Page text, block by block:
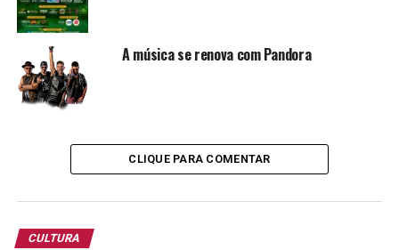
que adentre uma outravibeagora. Fazendo palestras em
escolas e comunidades, apresentando as facetas do
mundo e provando que artistas não são frutos do acaso
Vocalista da banda Pandora, Xandi, curte a vida com os
parceiros de palco, tendo na esposa e no filho o seu
A música se renova com Pandora
CLIQUE PARA COMENTAR
CULTURA